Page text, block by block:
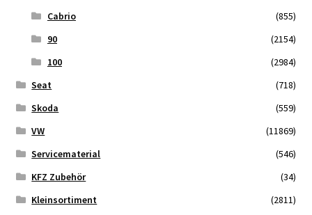
Cabrio
(855)
90
(2154)
100
(2984)
Seat
(718)
Skoda
(559)
VW
(11869)
Servicematerial
(546)
KFZ Zubehör
(34)
Kleinsortiment
(2811)